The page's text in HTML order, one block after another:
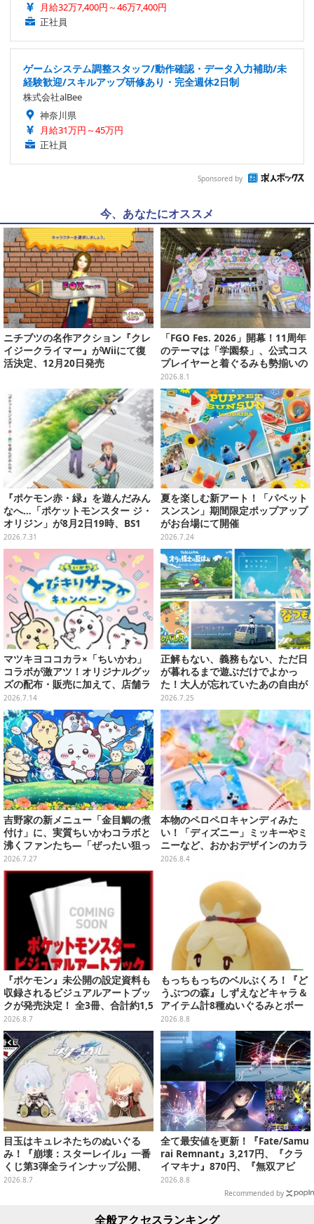
月給32万7,400円～46万7,400円
正社員
ゲームシステム調整スタッフ/動作確認・データ入力補助/未
経験歓迎/スキルアップ研修あり・完全週休2日制
株式会社alBee
神奈川県
月給31万円～45万円
正社員
Sponsored by
今、あなたにオススメ
ニチブツの名作アクション『クレ
イジークライマー』がWiiにて復
活決定、12月20日発売
「FGO Fes. 2026」開幕！11周年
のテーマは「学園祭」、公式コス
プレイヤーと着ぐるみも勢揃いの
カルデア学園はお祭り一色
2026.8.1
『ポケモン赤・緑』を遊んだみん
なへ…「ポケットモンスター ジ・
オリジン」が8月2日19時、BS1
2・日曜アニメ劇場で放送！
2026.7.31
夏を楽しむ新アート！「パペット
スンスン」期間限定ポップアップ
がお台場にて開催
2026.7.24
マツキヨココカラ×「ちいかわ」
コラボが激アツ！オリジナルグッ
ズの配布・販売に加えて、店舗ラ
ッピングや”花火打ち上げ”まで盛
り沢山
2026.7.14
正解もない、義務もない、ただ日
が暮れるまで遊ぶだけでよかっ
た！大人が忘れていたあの自由が
蘇るノスタルジー夏休みゲームお
すすめ5選【特集】
2026.7.25
吉野家の新メニュー「金目鯛の煮
付け」に、実質ちいかわコラボと
沸くファンたち―「ぜったい狙っ
ただろ！」「映画公開のタイミン
グで妙だな？」
2026.7.27
本物のペロペロキャンディみた
い！「ディズニー」ミッキーやミ
ニーなど、おかおデザインのカラ
フルチャーム全10種が8月31日発
2026.8.4
『ポケモン』未公開の設定資料も
収録されるビジュアルアートブッ
クが発売決定！ 全3冊、合計約1,5
00ページの大ボリュームでシリー
ズ30年を振り返る
2026.8.7
もっちもっちのベルぶくろ！『ど
うぶつの森』しずえなどキャラ＆
アイテム計8種ぬいぐるみとボー
ルチェーン付きマスコットが発売
2026.8.8
目玉はキュレネたちのぬいぐる
み！『崩壊：スターレイル』一番
くじ第3弾全ラインナップ公開、
美麗ビジュアルのアクリルボード
2026.8.7
全て最安値を更新！『Fate/Samu
rai Remnant』3,217円、『クラ
イマキナ』870円、『無双アビ
ス』1,188円、『星空鉄道とシロ
の旅』3,190円【eショップ・PS S
2026.8.8
Recommended by
全般アクセスランキング